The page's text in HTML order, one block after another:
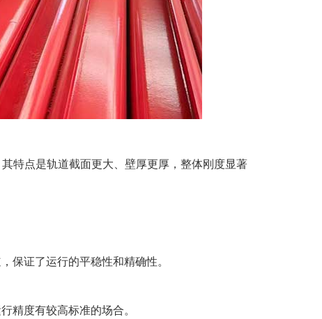
特点是轨道截面更大、壁厚更厚，整体刚度显著
保证了运行的平稳性和精确性。
精度有较高标准的场合。